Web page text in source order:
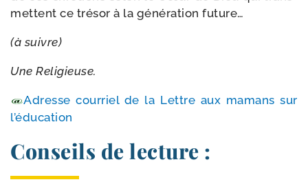
mettent ce tré­sor à la géné­ra­tion future…
(à suivre)
Une Religieuse.
Adresse cour­riel de la Lettre aux mamans sur
l’éducation
Conseils de lecture :